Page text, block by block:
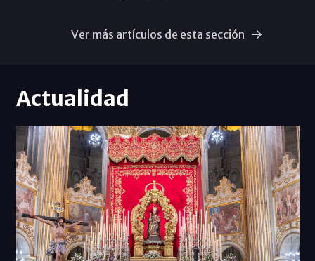
Ver más artículos de esta sección
Actualidad